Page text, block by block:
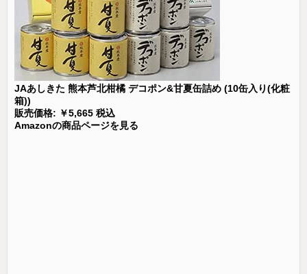
JAあしきた 熊本芦北柑橘 デコポン&甘夏缶詰め (10缶入り(化粧
箱))
販売価格: ￥5,665 税込
Amazonの商品ページを見る